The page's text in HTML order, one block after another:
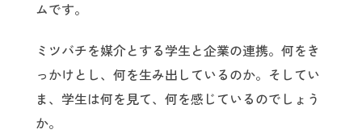
ムです。
ミツバチを媒介とする学生と企業の連携。何をき
っかけとし、何を生み出しているのか。そしてい
ま、学生は何を見て、何を感じているのでしょう
か。